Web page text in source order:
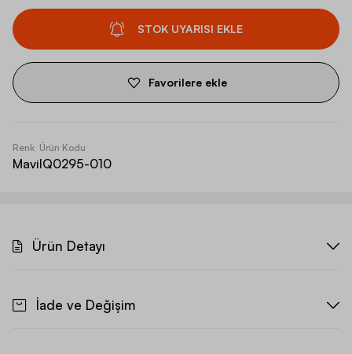
STOK UYARISI EKLE
Favorilere ekle
Renk
Mavi
Ürün Kodu
IQ0295-010
Ürün Detayı
İade ve Değişim